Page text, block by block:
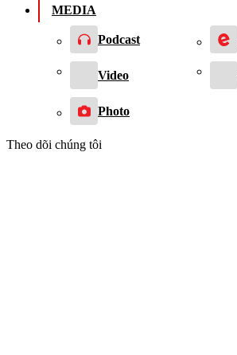
MEDIA
Podcast
Video
Photo
Theo dõi chúng tôi